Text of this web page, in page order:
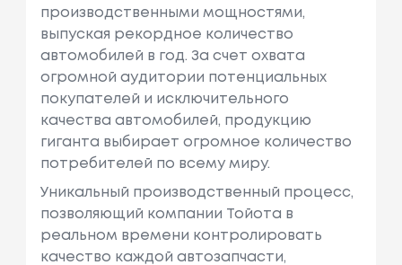
производственными мощностями,
выпуская рекордное количество
автомобилей в год. За счет охвата
огромной аудитории потенциальных
покупателей и исключительного
качества автомобилей, продукцию
гиганта выбирает огромное количество
потребителей по всему миру.
Уникальный производственный процесс,
позволяющий компании Тойота в
реальном времени контролировать
качество каждой автозапчасти,